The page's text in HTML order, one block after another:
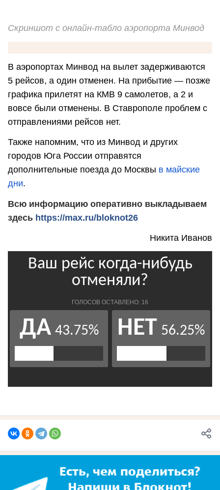
Скриншот с онлайн-табло аэропорта Минвод
В аэропортах Минвод на вылет задерживаются
5 рейсов, а один отменен. На прибытие — позже
графика прилетят на КМВ 9 самолетов, а 2 и
вовсе были отменены. В Ставрополе проблем с
отправлениями рейсов нет.
Также напомним, что из Минвод и других
городов Юга России отправятся
дополнительные поезда до Москвы в майские
дни.
Всю информацию оперативно выкладываем
здесь https://max.ru/bloknot26
Никита Иванов